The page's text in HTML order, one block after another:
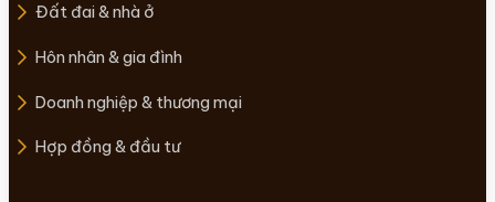
Đất đai & nhà ở
Hôn nhân & gia đình
Doanh nghiệp & thương mại
Hợp đồng & đầu tư